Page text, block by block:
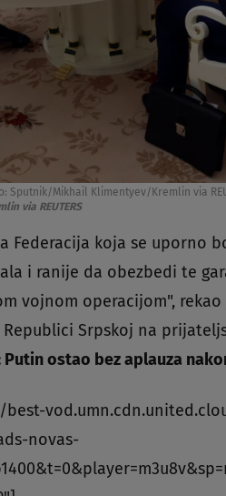
Sputnik/Mikhail Klimentyev/Kremlin via
via REUTERS
Federacija koja se uporno
i ranije da obezbedi te
vojnom operacijom",
Srpskoj na
Putin ostao bez aplauza
novas-